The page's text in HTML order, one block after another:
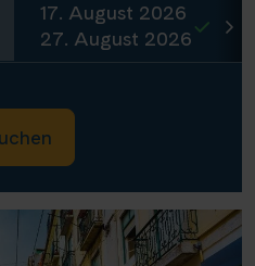
17. August 2026
27. August 2026